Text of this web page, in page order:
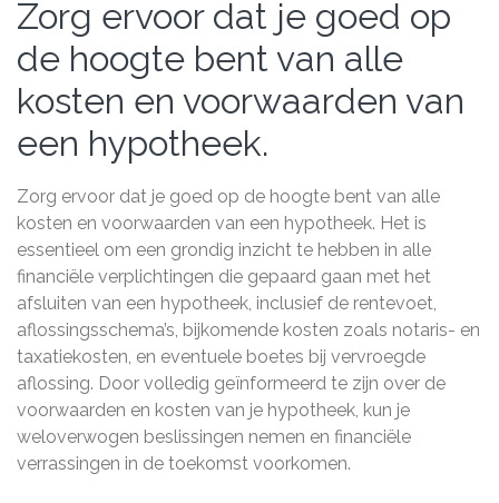
Zorg ervoor dat je goed op
de hoogte bent van alle
kosten en voorwaarden van
een hypotheek.
Zorg ervoor dat je goed op de hoogte bent van alle
kosten en voorwaarden van een hypotheek. Het is
essentieel om een grondig inzicht te hebben in alle
financiële verplichtingen die gepaard gaan met het
afsluiten van een hypotheek, inclusief de rentevoet,
aflossingsschema’s, bijkomende kosten zoals notaris- en
taxatiekosten, en eventuele boetes bij vervroegde
aflossing. Door volledig geïnformeerd te zijn over de
voorwaarden en kosten van je hypotheek, kun je
weloverwogen beslissingen nemen en financiële
verrassingen in de toekomst voorkomen.